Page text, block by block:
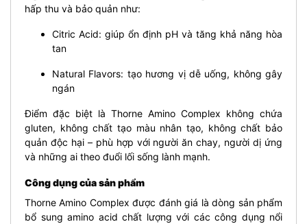
hấp thu và bảo quản như:
Citric Acid: giúp ổn định pH và tăng khả năng hòa
tan
Natural Flavors: tạo hương vị dễ uống, không gây
ngán
Điểm đặc biệt là Thorne Amino Complex không chứa
gluten, không chất tạo màu nhân tạo, không chất bảo
quản độc hại – phù hợp với người ăn chay, người dị ứng
và những ai theo đuổi lối sống lành mạnh.
Công dụng của sản phẩm
Thorne Amino Complex được đánh giá là dòng sản phẩm
bổ sung amino acid chất lượng với các công dụng nổi